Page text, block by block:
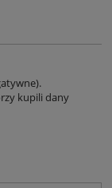
kupili dany